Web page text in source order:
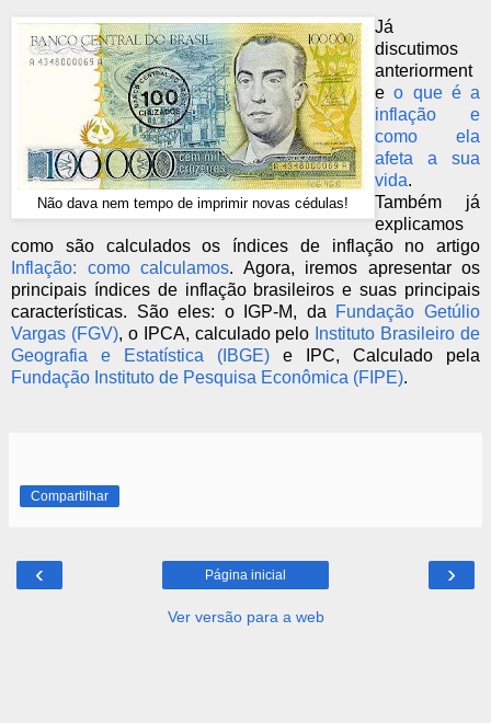
Não dava nem tempo de imprimir novas cédulas!
Já
discutimos
anteriorment
eo que é a
inflação e
como ela
afeta a sua
vida.
Também já
explicamos
como são calculados os índices de inflação no artigo
Inflação: como calculamos. Agora, iremos apresentar os
principais índices de inflação brasileiros e suas principais
características. São eles: o IGP-M, da Fundação Getúlio
Vargas (FGV), o IPCA, calculado pelo Instituto Brasileiro de
Geografia e Estatística (IBGE) e IPC, Calculado pela
Fundação Instituto de Pesquisa Econômica (FIPE).
Compartilhar
‹ ›
Página inicial
Ver versão para a web